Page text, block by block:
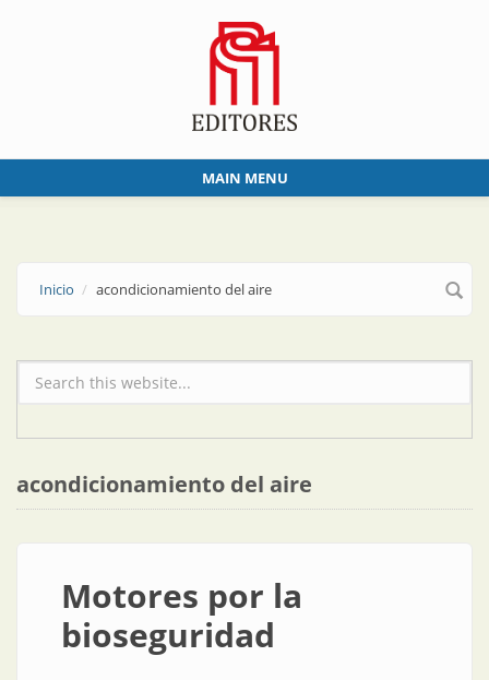
MAIN MENU
Inicio acondicionamiento del aire
Formulario de búsqueda
acondicionamiento del aire
Motores por la
bioseguridad